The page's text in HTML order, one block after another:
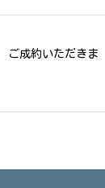
成約いただきま